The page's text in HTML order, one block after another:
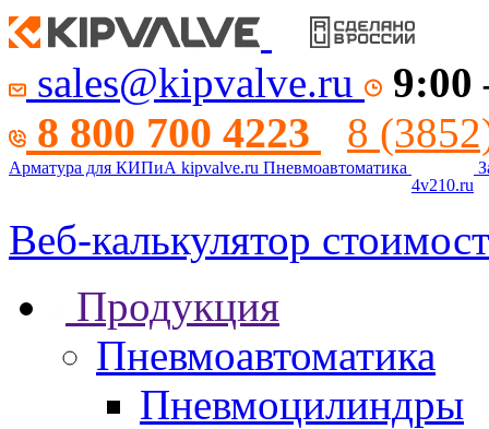
sales@kipvalve.ru
8 800 700 4223 8
Арматура для КИПиА kipvalve.ru Пневмоавтоматика
4v210.ru
Веб-калькулятор
Продукция
Пневмоавтоматика
Пневмоцилиндры